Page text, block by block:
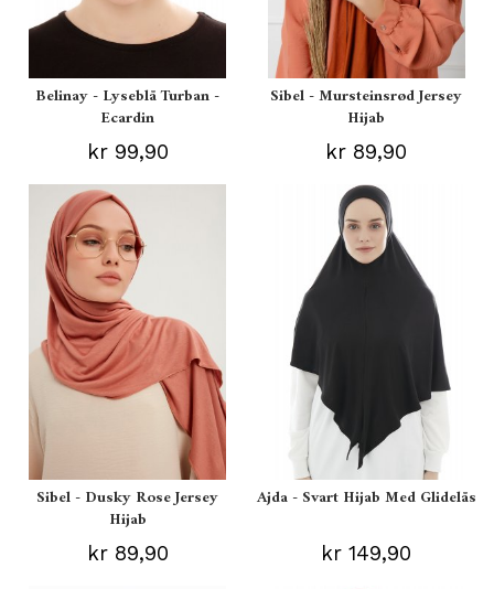
Belinay - Lyseblå Turban -
Ecardin
kr 99,90
Sibel - Mursteinsrød Jersey
Hijab
kr 89,90
Sibel - Dusky Rose Jersey
Hijab
kr 89,90
Ajda - Svart Hijab Med Glidelås
kr 149,90